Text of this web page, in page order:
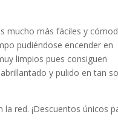
mucho más fáciles y
pudiéndose encender en
limpios pues consiguen
y pulido en tan
la red. ¡Descuentos únicos